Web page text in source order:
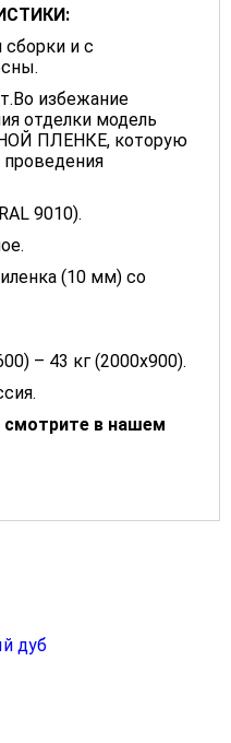
сборки и с
избежание
отделки модель
ПЛЕНКЕ, которую
проведения
9010).
(10 мм) со
– 43 кг (2000х900).
в нашем